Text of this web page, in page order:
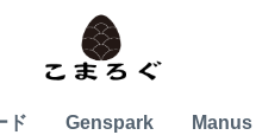
ド Genspark Manus